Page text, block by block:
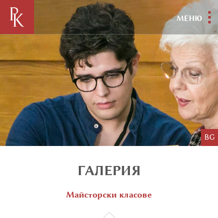
МЕНЮ
BG
ГАЛЕРИЯ
Майсторски класове